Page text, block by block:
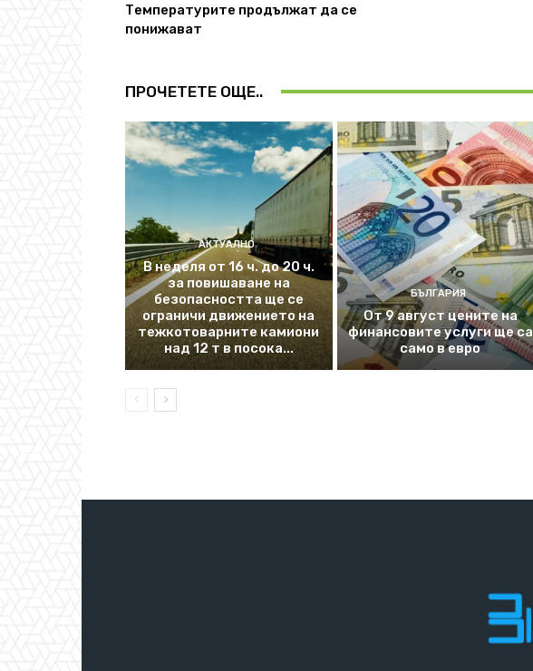
Tемпературите продължат да се
понижават
ПРОЧЕТЕТЕ ОЩЕ..
АКТУАЛНО
В неделя от 16 ч. до 20 ч.
за повишаване на
безопасността ще се
ограничи движението на
тежкотоварните камиони
над 12 т в посока...
БЪЛГАРИЯ
От 9 август цените на
финансовите услуги ще са
само в евро